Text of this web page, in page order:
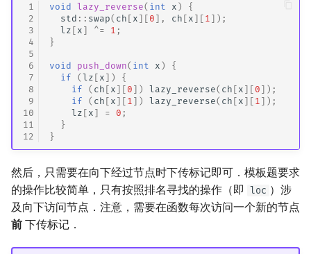
1
2
3
4
5
6
7
8
9
10
11
12
void lazy_reverse( int x )
{
std :: swap( ch [ x ][ 0 ], ch [ x ][ 1 ]);
lz [ x ] ^= 1 ;
}
void push_down( int x )
{
if
(lz [ x ])
{
if
( ch [ x ][ 0 ]) lazy_reverse( ch [ x ][ 0 ]);
if
( ch [ x ][ 1 ]) lazy_reverse( ch [ x ][ 1 ]);
lz [ x ] = 0 ;
}
}
然后，只需要在向下经过节点时下传标记即可．模板题要求
的操作比较简单，只有按照排名寻找的操作（即 loc ）涉
及向下访问节点．注意，需要在函数每次访问一个新的节点
前 下传标记．